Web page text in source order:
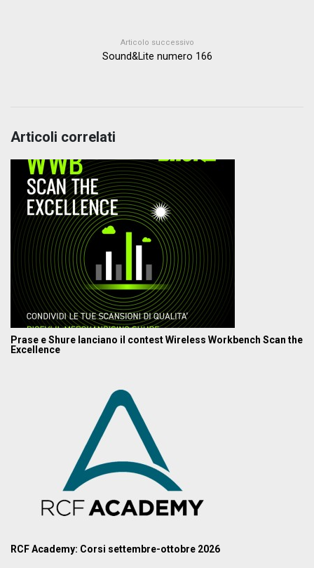
Articolo successivo
Sound&Lite numero 166
Articoli correlati
Prase e Shure lanciano il contest Wireless Workbench Scan the
Excellence
RCF Academy: Corsi settembre-ottobre 2026